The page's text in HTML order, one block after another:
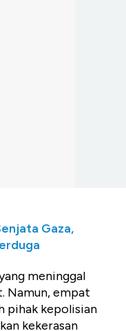
Gaza,
meninggal
Namun, empat
pihak kepolisian
kekerasan